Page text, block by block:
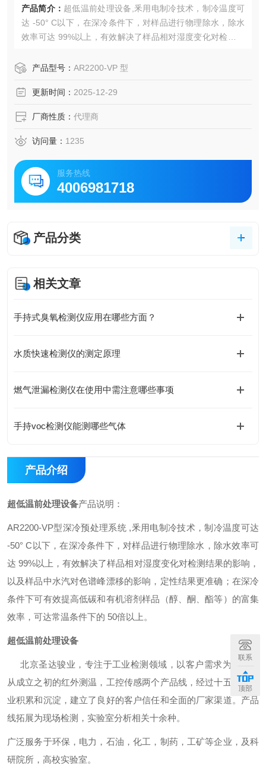
产品简介： 超低温前处理设备,釆用电制冷技术，制冷温度可
达 -50° C以下，在深冷条件下，对样品进行物理除水，除水
效率可达 99%以上，有效解决了样品相对湿度变化对检测结
更准确；
产品型号： AR2200-VP 型
更新时间： 2025-12-29
厂商性质： 代理商
访问量： 1235
服务热线
4006981718
产品分类
相关文章
手持式臭氧检测仪应用在哪些方面？
水质快速检测仪的测定原理
燃气泄漏检测仪在使用中需注意哪些事项
手持voc检测仪能测哪些气体
产品介绍
超低温前处理设备产品说明：
AR2200-VP型深冷预处理系统 ,釆用电制冷技术，制冷温度可达
-50° C以下，在深冷条件下，对样品进行物理除水，除水效率可
达 99%以上，有效解决了样品相对湿度变化对检测结果的影响，
以及样品中水汽对色谱峰漂移的影响，定性结果更准确；在深冷
条件下可有效提高低碳和有机溶剂样品（醇、酮、酯等）的富集
效率，可达常温条件下的 50倍以上。
超低温前处理设备
北京圣达骏业，专注于工业检测领域，以客户需求为导向，
从成立之初的红外测温，工控传感两个产品线，经过十五年的行
业积累和沉淀，建立了良好的客户信任和全面的厂家渠道。产品
线拓展为现场检测，实验室分析相关十余种。
广泛服务于环保，电力，石油，化工，制药，工矿等企业，及科
研院所，高校实验室。
联系
顶部